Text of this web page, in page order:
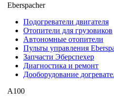
Eberspacher
Подогреватели двигателя
Отопители для грузовиков
Автономные отопители
Пульты управления
Запчасти Эберспехер
Диагностика и ремонт
Дооборудование
А100